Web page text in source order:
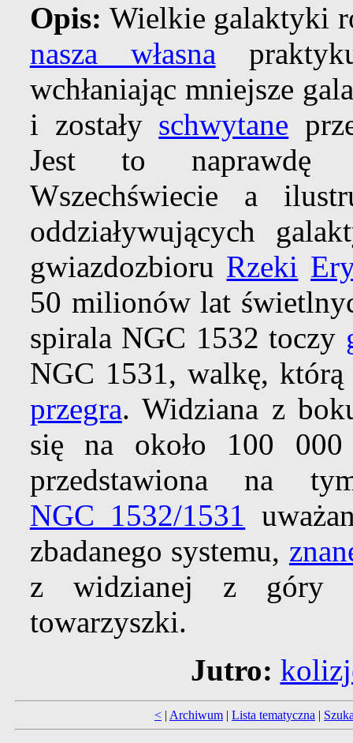
Opis:Wielkie galaktyki
nasza własna
wchłaniając mniejsze
i zostały schwytane
Jest to naprawdę
Wszechświecie a
oddziaływujących
gwiazdozbioru Rzeki
50 milionów lat
spirala NGC 1532 toczy
NGC 1531, walkę,
przegra. Widziana z
się na około 100 000
przedstawiona na
NGC 1532/1531
zbadanego systemu,
z widzianej z góry
towarzyszki.
Jutro:
< | Archiwum | Lista tematyczna |